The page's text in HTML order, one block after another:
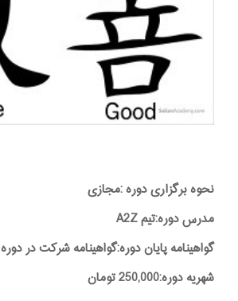
نحوه برگزاری دوره :مجازی
مدرس دوره:تیم A2Z
گواهینامه پایان دوره:گواهینامه شرکت در دوره
شهریه دوره:250,000 تومان